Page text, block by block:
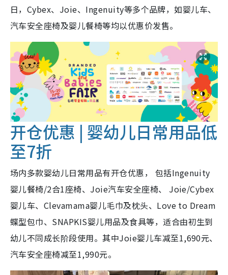
日，Cybex、Joie、Ingenuity等多个品牌，如婴儿车、
汽车安全座椅及婴儿餐椅等均以优惠价发售。
开仓优惠 | 婴幼儿日常用品低
至7折
场内多款婴幼儿日常用品有开仓优惠， 包括Ingenuity
婴儿餐椅/2合1座椅、Joie汽车安全座椅、 Joie/Cybex
婴儿车、Clevamama婴儿毛巾及枕头、Love to Dream
蝶型包巾、SNAPKIS婴儿用品及食具等，适合由初生到
幼儿不同成长阶段使用。其中Joie婴儿车减至1,690元、
汽车安全座椅减至1,990元。